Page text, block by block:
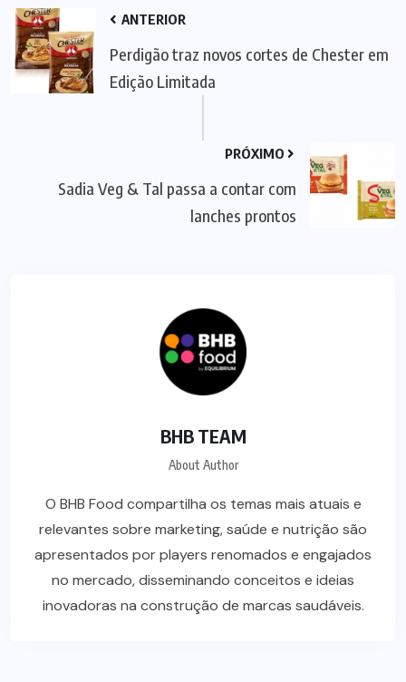
ANTERIOR
Perdigão traz novos cortes de Chester em
Edição Limitada
PRÓXIMO
Sadia Veg & Tal passa a contar com
lanches prontos
BHB TEAM
About Author
O BHB Food compartilha os temas mais atuais e
relevantes sobre marketing, saúde e nutrição são
apresentados por players renomados e engajados
no mercado, disseminando conceitos e ideias
inovadoras na construção de marcas saudáveis.